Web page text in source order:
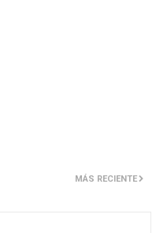
MÁS RECIENTE